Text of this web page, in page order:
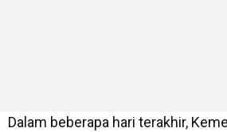
Dalam beberapa hari terakhir,